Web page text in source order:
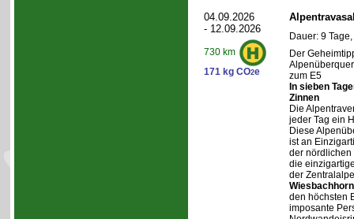
04.09.2026
- 12.09.2026
730 km
171 kg CO2e
Dauer: 9
Der
zum E5
In sieben
Zinnen
Die
jeder Tag ein
Diese
ist an
der
die
der
den höchsten
imposante